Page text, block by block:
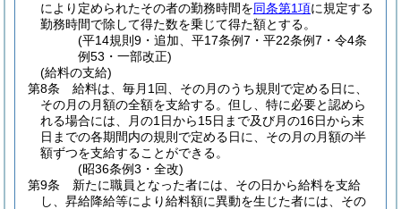
により定められたその者の勤務時間を同条第1項に規定する
勤務時間で除して得た数を乗じて得た額とする。
(平14規則9・追加、平17条例7・平22条例7・令4条
例53・一部改正)
(給料の支給)
第8条
給料は、毎月1回、その月のうち規則で定める日に、
その月の月額の全額を支給する。 但し、特に必要と認めら
れる場合には、月の1日から15日まで及び月の16日から末
日までの各期間内の規則で定める日に、その月の月額の半
額ずつを支給することができる。
(昭36条例3・全改)
第9条
新たに職員となった者には、その日から給料を支給
し、昇給降給等により給料額に異動を生じた者には、その